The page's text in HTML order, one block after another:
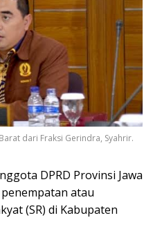
dari Fraksi Gerindra, Syahrir.
DPRD Provinsi Jawa
atau
(SR) di Kabupaten